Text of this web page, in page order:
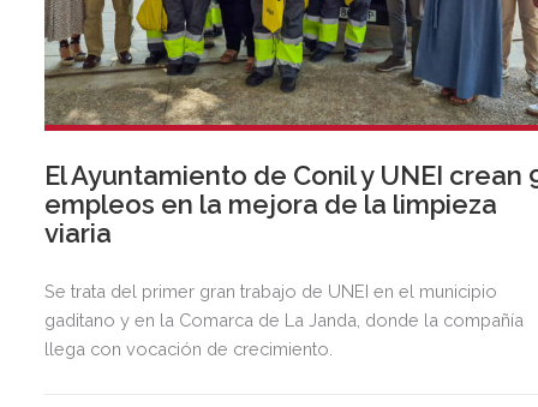
El Ayuntamiento de Conil y UNEI crean
empleos en la mejora de la limpieza
viaria
Se trata del primer gran trabajo de UNEI en el municipio
gaditano y en la Comarca de La Janda, donde la compañía
llega con vocación de crecimiento.